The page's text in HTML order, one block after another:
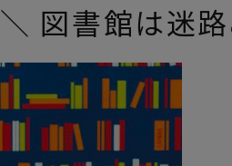
＼ 図書館は迷